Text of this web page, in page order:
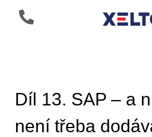
Díl 13. SAP – a
není třeba